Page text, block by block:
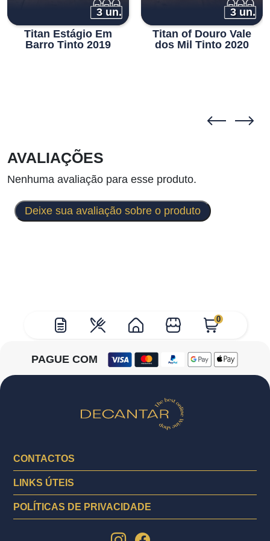
0
3 un.
Titan Estágio Em
Barro Tinto 2019
3 un.
Titan of Douro Vale
dos Mil Tinto 2020
AVALIAÇÕES
Nenhuma avaliação para esse produto.
Deixe sua avaliação sobre o produto
PAGUE COM
CONTACTOS
LINKS ÚTEIS
POLÍTICAS DE PRIVACIDADE